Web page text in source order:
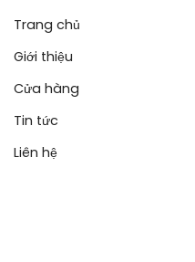
Trang chủ
Giới thiệu
Cửa hàng
Tin tức
Liên hệ